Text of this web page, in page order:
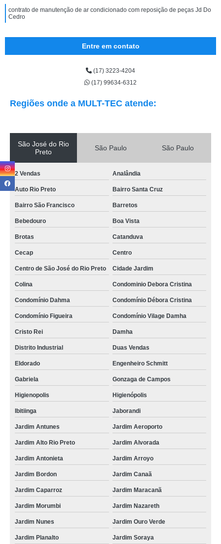
contrato de manutenção de ar condicionado com reposição de peças Jd Do
Cedro
Entre em contato
(17) 3223-4204
(17) 99634-6312
Regiões onde a MULT-TEC atende:
São José do Rio
Preto
São Paulo São Paulo
2 Vendas Analândia
Auto Rio Preto Bairro Santa Cruz
Bairro São Francisco Barretos
Bebedouro Boa Vista
Brotas Catanduva
Cecap Centro
Centro de São José do Rio Preto Cidade Jardim
Colina Condominio Debora Cristina
Condomínio Dahma Condomínio Débora Cristina
Condomínio Figueira Condomínio Vilage Damha
Cristo Rei Damha
Distrito Industrial Duas Vendas
Eldorado Engenheiro Schmitt
Gabriela Gonzaga de Campos
Higienopolis Higienópolis
Ibitiinga Jaborandi
Jardim Antunes Jardim Aeroporto
Jardim Alto Rio Preto Jardim Alvorada
Jardim Antonieta Jardim Arroyo
Jardim Bordon Jardim Canaã
Jardim Caparroz Jardim Maracanã
Jardim Morumbi Jardim Nazareth
Jardim Nunes Jardim Ouro Verde
Jardim Planalto Jardim Soraya